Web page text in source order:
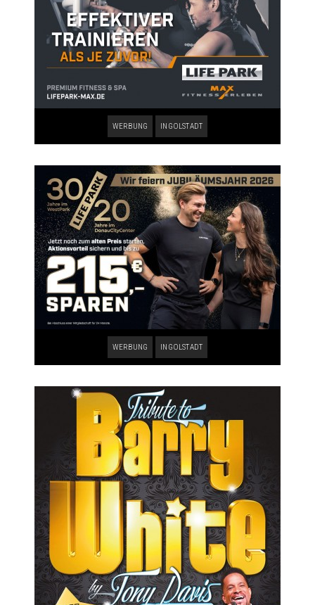
WERBUNG INGOLSTADT
WERBUNG INGOLSTADT